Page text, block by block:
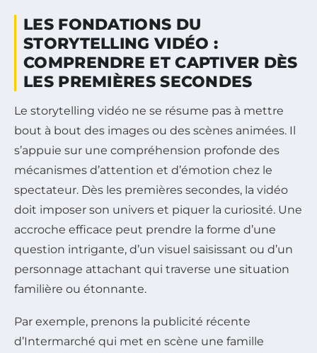
LES FONDATIONS DU
STORYTELLING VIDÉO :
COMPRENDRE ET CAPTIVER DÈS
LES PREMIÈRES SECONDES
Le storytelling vidéo ne se résume pas à mettre
bout à bout des images ou des scènes animées. Il
s’appuie sur une compréhension profonde des
mécanismes d’attention et d’émotion chez le
spectateur. Dès les premières secondes, la vidéo
doit imposer son univers et piquer la curiosité. Une
accroche efficace peut prendre la forme d’une
question intrigante, d’un visuel saisissant ou d’un
personnage attachant qui traverse une situation
familière ou étonnante.
Par exemple, prenons la publicité récente
d’Intermarché qui met en scène une famille